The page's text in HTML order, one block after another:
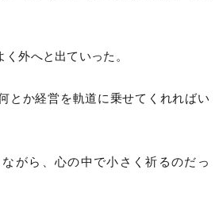
外へと出ていった。
とか経営を軌道に乗せてくれればい
がら、心の中で小さく祈るのだっ